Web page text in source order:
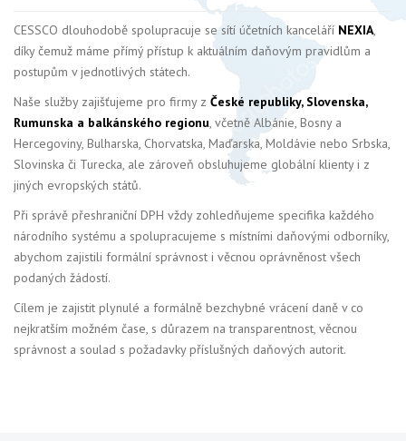
CESSCO dlouhodobě spolupracuje se sítí účetních kanceláří NEXIA,
díky čemuž máme přímý přístup k aktuálním daňovým pravidlům a
postupům v jednotlivých státech.
Naše služby zajišťujeme pro firmy z České republiky, Slovenska,
Rumunska a balkánského regionu, včetně Albánie, Bosny a
Hercegoviny, Bulharska, Chorvatska, Maďarska, Moldávie nebo Srbska,
Slovinska či Turecka, ale zároveň obsluhujeme globální klienty i z
jiných evropských států.
Při správě přeshraniční DPH vždy zohledňujeme specifika každého
národního systému a spolupracujeme s místními daňovými odborníky,
abychom zajistili formální správnost i věcnou oprávněnost všech
podaných žádostí.
Cílem je zajistit plynulé a formálně bezchybné vrácení daně v co
nejkratším možném čase, s důrazem na transparentnost, věcnou
správnost a soulad s požadavky příslušných daňových autorit.